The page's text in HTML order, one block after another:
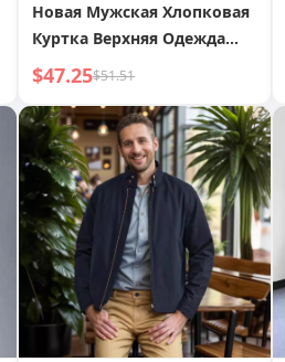
Новая Мужская Хлопковая
Куртка Верхняя Одежда
Европейский и
Американский Размер
Утолщенная Стеганая
Хлопковая Бейсбольная
Куртка
$47.25$51.51